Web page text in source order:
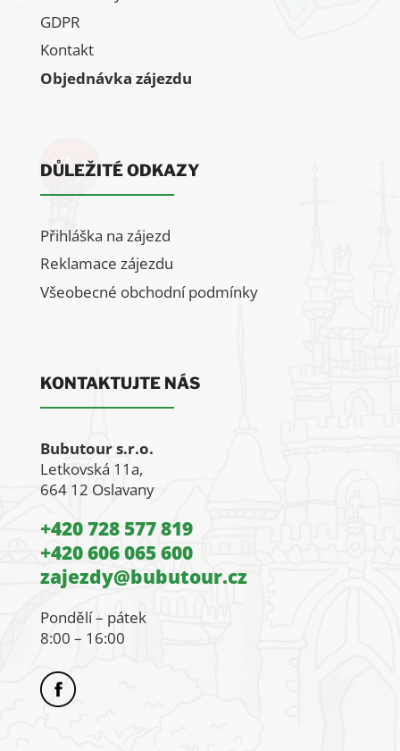
GDPR
Kontakt
Objednávka zájezdu
DŮLEŽITÉ ODKAZY
Přihláška na zájezd
Reklamace zájezdu
Všeobecné obchodní podmínky
KONTAKTUJTE NÁS
Bubutour s.r.o.
Letkovská 11a,
664 12 Oslavany
+420 728 577 819
+420 606 065 600
zajezdy@bubutour.cz
Pondělí – pátek
8:00 – 16:00